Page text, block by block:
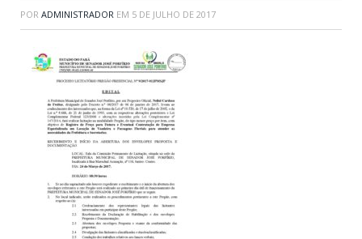
POR ADMINISTRADOR EM 5 DE JULHO DE 2017